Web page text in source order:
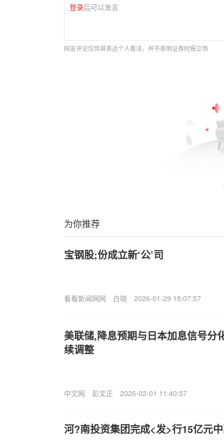
登录后可以发言
网友评论仅供其表达个人看法，并不表明证券时报立场
为你推荐
宝钢股;份成立新‘公’司
看看新闻网网 白晓 2026-01-29 18:07:57
美联储,降息预期与日本加息信号分
续调整
中文网 彭文正 2026-02-01 11:40:57
河?南投资集团完成<发>行15亿元